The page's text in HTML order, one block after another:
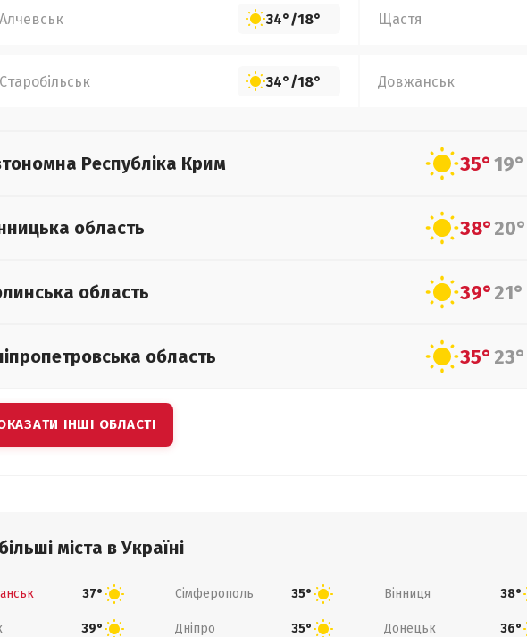
Алчевськ 34°/18° Щастя
Старобільськ 34°/18° Довжанськ
Республіка Крим 35°19°
область 38°20°
область 39°21°
область 35°23°
ІНШІ ОБЛАСТІ
міста в Україні
37° Сімферополь 35° Вінниця 38°
39° Дніпро 35° Донецьк 36°